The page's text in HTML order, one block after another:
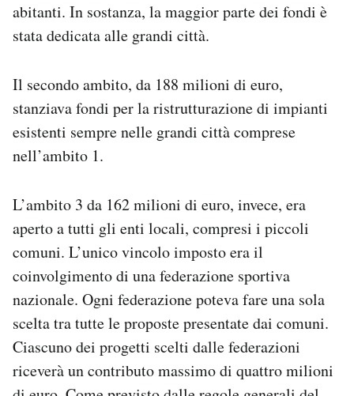
abitanti. In sostanza, la maggior parte dei fondi è
stata dedicata alle grandi città.
Il secondo ambito, da 188 milioni di euro,
stanziava fondi per la ristrutturazione di impianti
esistenti sempre nelle grandi città comprese
nell’ambito 1.
L’ambito 3 da 162 milioni di euro, invece, era
aperto a tutti gli enti locali, compresi i piccoli
comuni. L’unico vincolo imposto era il
coinvolgimento di una federazione sportiva
nazionale. Ogni federazione poteva fare una sola
scelta tra tutte le proposte presentate dai comuni.
Ciascuno dei progetti scelti dalle federazioni
riceverà un contributo massimo di quattro milioni